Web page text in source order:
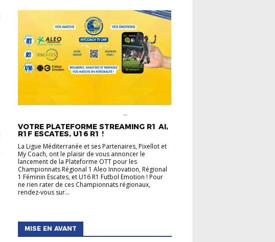
VOTRE PLATEFORME STREAMING R1 AI,
R1F ESCATES, U16 R1 !
La Ligue Méditerranée et ses Partenaires, Pixellot et
My Coach, ont le plaisir de vous annoncer le
lancement de la Plateforme OTT pour les
Championnats Régional 1 Aleo Innovation, Régional
1 Féminin Escates, et U16 R1 Futbol Emotion ! Pour
ne rien rater de ces Championnats régionaux,
rendez-vous sur...
MISE EN AVANT